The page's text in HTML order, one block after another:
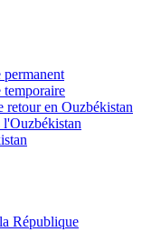
temporaire
retour en Ouzbékistan
l'Ouzbékistan
République